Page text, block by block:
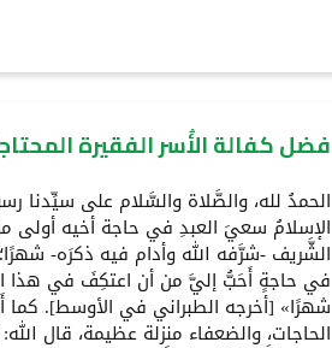
فضل كفالة الأُسر الفقيرة
الحمدُ لله، والصَّلاة والسَّلام على سيِّدنا
الإسلامُ سعيَ العبدِ في حاجة أخيه أولى
الشَّريف -شرَّفه الله وأدام فيه ذكرَه-
في حاجةٍ أَحَبُّ إليَّ من أن اعتكِفَ في هذا
شهرًا» [أخرجه الطبراني في الأوسط]. كما
الحاجات، والضعفاء منزلة عظيمة، قال